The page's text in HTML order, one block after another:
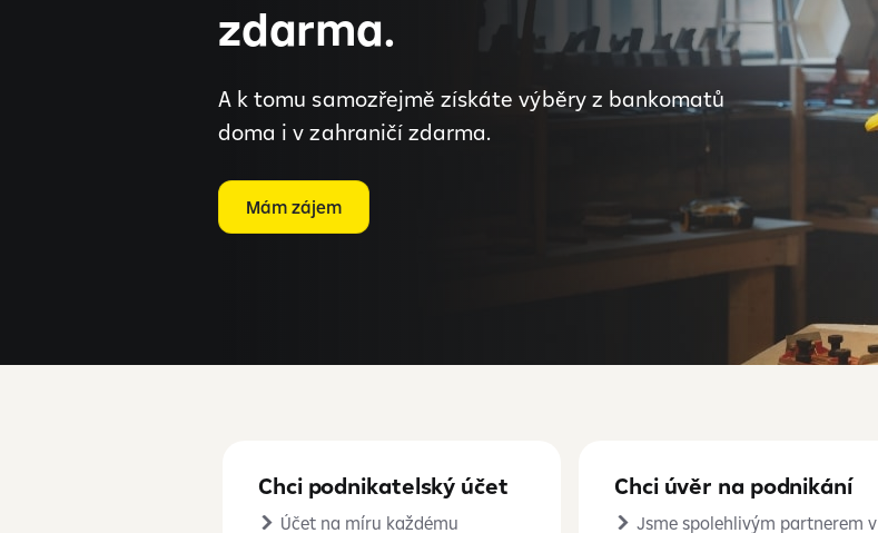
zdarma.
A k tomu samozřejmě získáte výběry z bankomatů
doma i v zahraničí zdarma.
Mám zájem
Chci podnikatelský účet
Účet na míru každému
Chci úvěr na podnikání
Jsme spolehlivým partnerem v